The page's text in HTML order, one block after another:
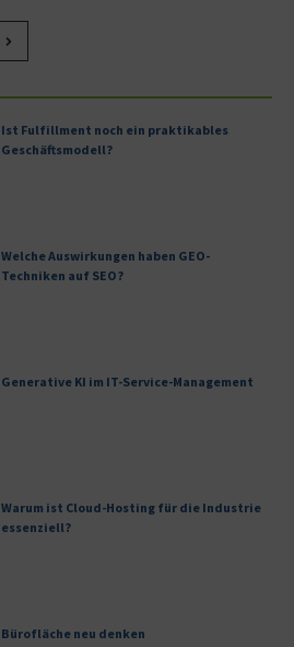
Ist Fulfillment noch ein praktikables
Geschäftsmodell?
Welche Auswirkungen haben GEO-
Techniken auf SEO?
Generative KI im IT-Service-Management
Warum ist Cloud-Hosting für die Industrie
essenziell?
Bürofläche neu denken